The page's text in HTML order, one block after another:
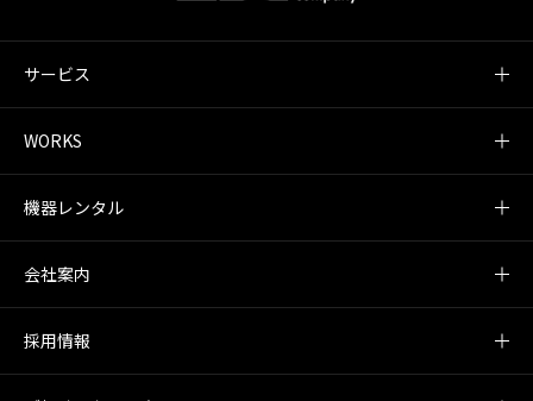
サービス
WORKS
機器レンタル
会社案内
採用情報